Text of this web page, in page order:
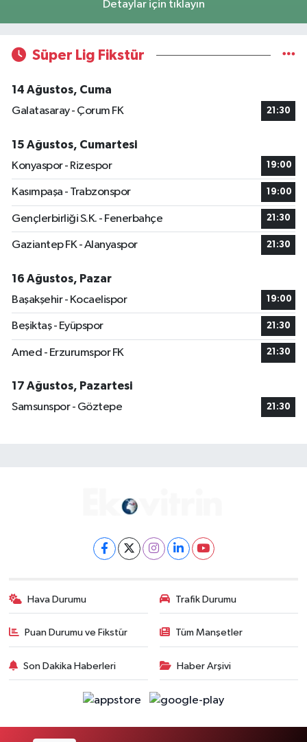
Detaylar için tıklayın
Süper Lig Fikstür
14 Ağustos, Cuma
Galatasaray - Çorum FK
21:30
15 Ağustos, Cumartesi
Konyaspor - Rizespor
19:00
Kasımpaşa - Trabzonspor 19:00
Gençlerbirliği S.K. - Fenerbahçe 21:30
Gaziantep FK - Alanyaspor 21:30
16 Ağustos, Pazar
Başakşehir - Kocaelispor
19:00
Beşiktaş - Eyüpspor 21:30
Amed - Erzurumspor FK 21:30
17 Ağustos, Pazartesi
Samsunspor - Göztepe
21:30
Hava Durumu Trafik Durumu
Puan Durumu ve Fikstür Tüm Manşetler
Son Dakika Haberleri Haber Arşivi